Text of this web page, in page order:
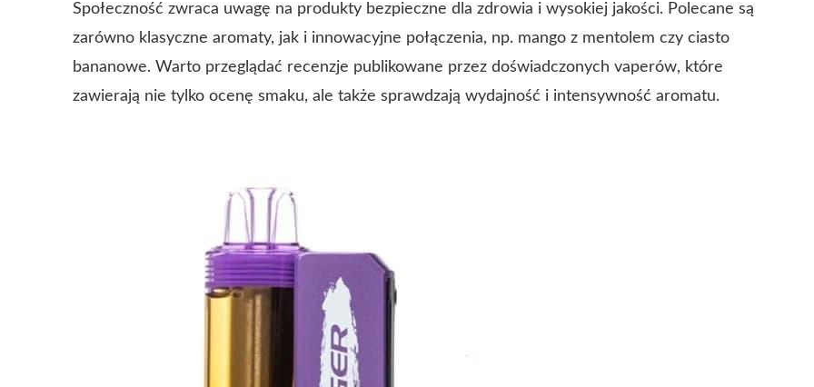
Społeczność zwraca uwagę na produkty bezpieczne dla zdrowia i wysokiej jakości. Polecane są
zarówno klasyczne aromaty, jak i innowacyjne połączenia, np. mango z mentolem czy ciasto
bananowe. Warto przeglądać recenzje publikowane przez doświadczonych vaperów, które
zawierają nie tylko ocenę smaku, ale także sprawdzają wydajność i intensywność aromatu.